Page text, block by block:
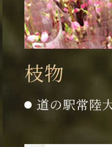
枝物
道の駅常陸